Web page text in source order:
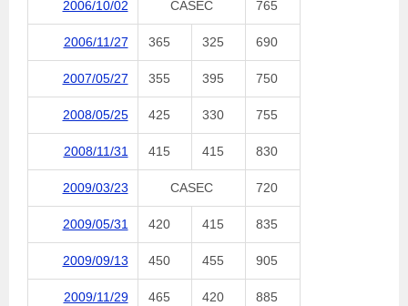
2006/10/02 CASEC 765
2006/11/27 365 325 690
2007/05/27 355 395 750
2008/05/25 425 330 755
2008/11/31 415 415 830
2009/03/23 CASEC 720
2009/05/31 420 415 835
2009/09/13 450 455 905
2009/11/29 465 420 885